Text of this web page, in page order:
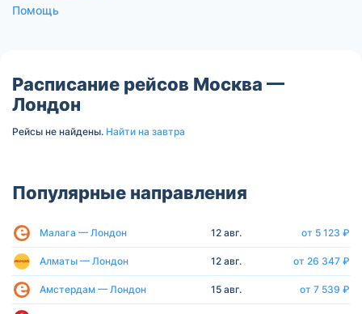
Помощь
Расписание рейсов Москва —
Лондон
Рейсы не найдены. Найти на завтра
Популярные направления
Малага — Лондон 12 авг. от 5 123 ₽
Алматы — Лондон 12 авг. от 26 347 ₽
Амстердам — Лондон 15 авг. от 7 539 ₽